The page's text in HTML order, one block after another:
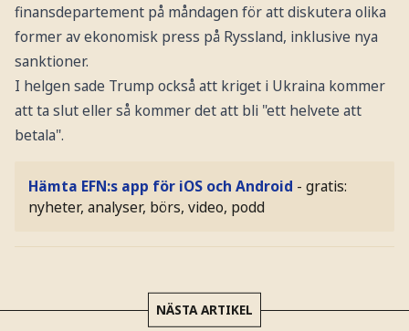
finansdepartement på måndagen för att diskutera olika
former av ekonomisk press på Ryssland, inklusive nya
sanktioner.
I helgen sade Trump också att kriget i Ukraina kommer
att ta slut eller så kommer det att bli "ett helvete att
betala".
Hämta EFN:s app för iOS och Android - gratis:
nyheter, analyser, börs, video, podd
NÄSTA ARTIKEL